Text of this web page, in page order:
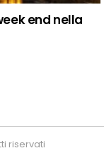
end nella
riservati